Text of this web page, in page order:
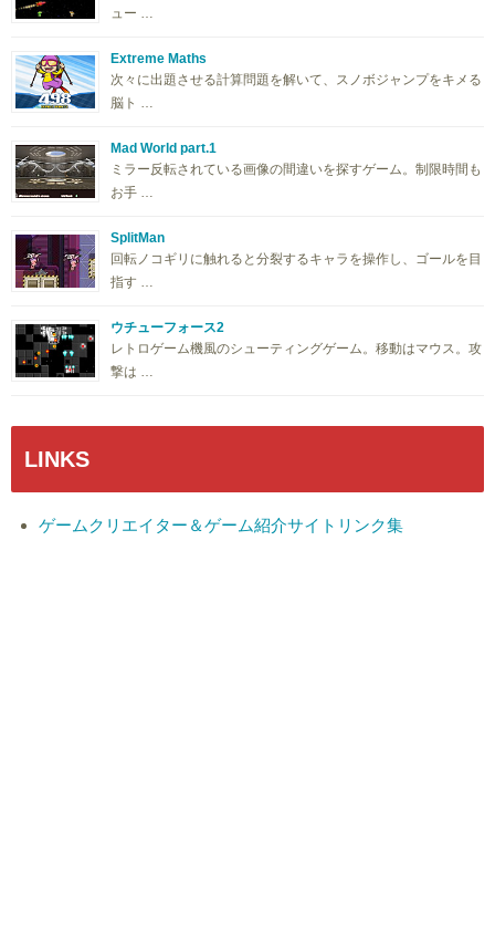
ュー …
Extreme Maths
次々に出題させる計算問題を解いて、スノボジャンプをキメる
脳ト …
Mad World part.1
ミラー反転されている画像の間違いを探すゲーム。制限時間も
お手 …
SplitMan
回転ノコギリに触れると分裂するキャラを操作し、ゴールを目
指す …
ウチューフォース2
レトロゲーム機風のシューティングゲーム。移動はマウス。攻
撃は …
LINKS
ゲームクリエイター＆ゲーム紹介サイトリンク集